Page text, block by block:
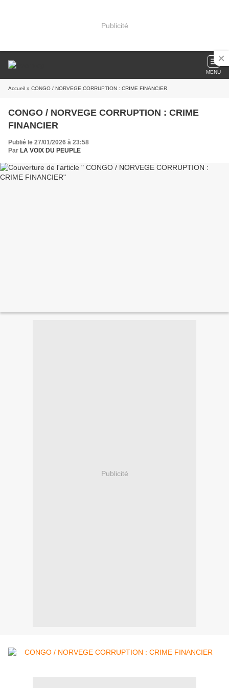
Publicité
MENU
Accueil » CONGO / NORVEGE CORRUPTION : CRIME FINANCIER
CONGO / NORVEGE CORRUPTION : CRIME
FINANCIER
Publié le 27/01/2026 à 23:58
Par LA VOIX DU PEUPLE
Publicité